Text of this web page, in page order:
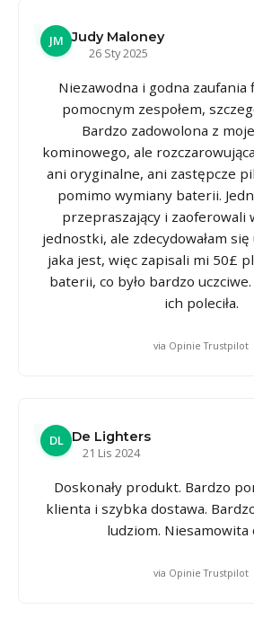
JM Judy Maloney
26 Sty 2025
Niezawodna i godna zaufania
pomocnym zespołem,
Bardzo zadowolona z
kominowego, ale
ani oryginalne, ani zastępcze
pomimo wymiany baterii.
przepraszający i zaoferowali
jednostki, ale zdecydowałam
jaka jest, więc zapisali mi 50£
baterii, co było bardzo
ich poleciła.
via Opinie Trustpilot
DL De Lighters
21 Lis 2024
Doskonały produkt. Bardzo
klienta i szybka dostawa.
ludziom. Niesamowita
via Opinie Trustpilot